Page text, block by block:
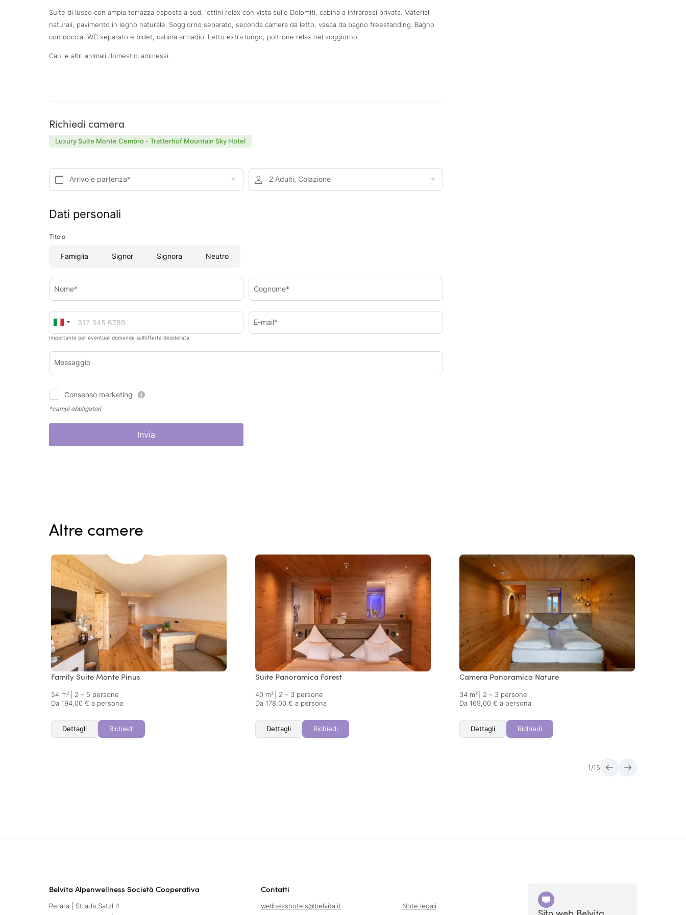
Suite di lusso con ampia terrazza esposta a sud, lettini relax con vista sulle Dolomiti, cabina a infrarossi privata. Materiali
naturali, pavimento in legno naturale. Soggiorno separato, seconda camera da letto, vasca da bagno freestanding. Bagno
con doccia, WC separato e bidet, cabina armadio. Letto extra lungo, poltrone relax nel soggiorno.
Cani e altri animali domestici ammessi.
Richiedi camera
Luxury Suite Monte Cembro - Tratterhof Mountain Sky Hotel
Arrivo e partenza* 2 Adulti, Colazione
Dati personali
Titolo
Famiglia Signor Signora Neutro
Nome* Cognome*
Importante per eventuali domande sull’offerta desiderata
E-mail*
Messaggio
Consenso marketing
*campi obbligatori
Invia
Altre camere
Family Suite Monte Pinus
54 m²
2 – 5 persone
Da 194,00 € a persona
Dettagli Richiedi
Suite Panoramica Forest
40 m²
2 – 3 persone
Da 178,00 € a persona
Dettagli Richiedi
Camera Panoramica Nature
34 m²
2 – 3 persone
Da 169,00 € a persona
Dettagli Richiedi
1 /15
Belvita Alpenwellness Società Cooperativa
Perara | Strada Satzl 4
Contatti
wellnesshotels@belvita.it
Note legali